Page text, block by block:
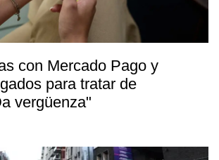
con Mercado Pago y
para tratar de
vergüenza"